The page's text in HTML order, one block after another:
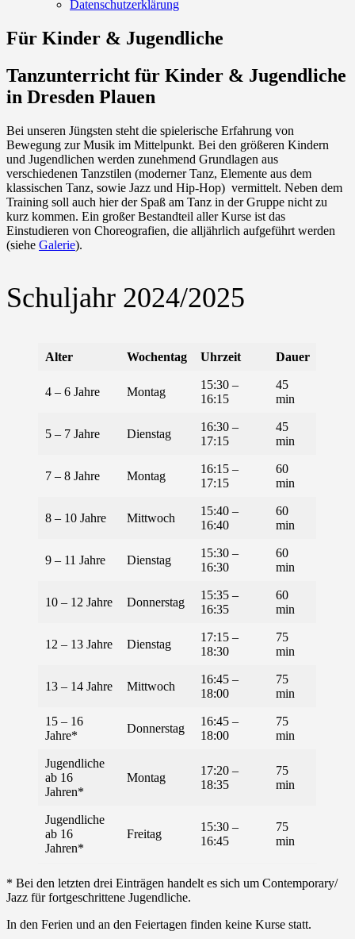
Datenschutzerklärung
Für Kinder & Jugendliche
Tanzunterricht für Kinder & Jugendliche
in Dresden Plauen
Bei unseren Jüngsten steht die spielerische Erfahrung von
Bewegung zur Musik im Mittelpunkt. Bei den größeren Kindern
und Jugendlichen werden zunehmend Grundlagen aus
verschiedenen Tanzstilen (moderner Tanz, Elemente aus dem
klassischen Tanz, sowie Jazz und Hip-Hop) vermittelt. Neben dem
Training soll auch hier der Spaß am Tanz in der Gruppe nicht zu
kurz kommen. Ein großer Bestandteil aller Kurse ist das
Einstudieren von Choreografien, die alljährlich aufgeführt werden
(siehe Galerie).
Schuljahr 2024/2025
Alter Wochentag Uhrzeit Dauer
4 – 6 Jahre Montag
15:30 –
16:15
45
min
5 – 7 Jahre Dienstag
16:30 –
17:15
45
min
7 – 8 Jahre Montag
16:15 –
17:15
60
min
8 – 10 Jahre Mittwoch
15:40 –
16:40
60
min
9 – 11 Jahre Dienstag
15:30 –
16:30
60
min
10 – 12 Jahre Donnerstag
15:35 –
16:35
60
min
12 – 13 Jahre Dienstag
17:15 –
18:30
75
min
13 – 14 Jahre Mittwoch
16:45 –
18:00
75
min
15 – 16
Jahre*
Donnerstag
16:45 –
18:00
75
min
Jugendliche
ab 16
Jahren*
Montag
17:20 –
18:35
75
min
Jugendliche
ab 16
Jahren*
Freitag
15:30 –
16:45
75
min
* Bei den letzten drei Einträgen handelt es sich um Contemporary/
Jazz für fortgeschrittene Jugendliche.
In den Ferien und an den Feiertagen finden keine Kurse statt.